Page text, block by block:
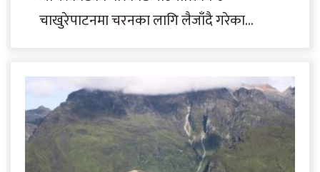
चाखुरेपाटनमा चरनका लागि लैजाँदै गरेका